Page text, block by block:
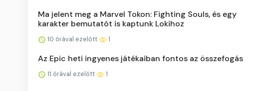
Ma jelent meg a Marvel Tokon: Fighting Souls, és egy
karakter bemutatót is kaptunk Lokihoz
10 órával ezelőtt 1
Az Epic heti ingyenes játékaiban fontos az összefogás
11 órával ezelőtt 1